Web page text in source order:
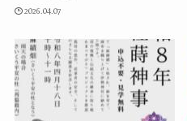
2026.04.07